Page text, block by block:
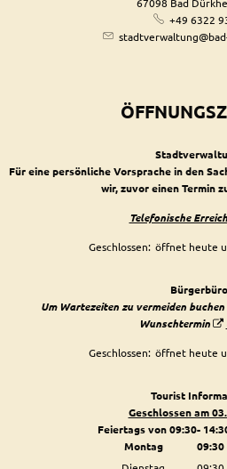
+49 6322
Für eine persönliche Vorsprache in den
wir, zuvor einen Termin
Telefonische
Klicken, um weitere
Geschlossen: öffnet heute
Bürgerbüro
Um Wartezeiten zu vermeiden
Wunschtermin
Klicken, um weitere
Geschlossen: öffnet heute
Tourist
Geschlossen am
Feiertags von 09:30-
Montag
09:30